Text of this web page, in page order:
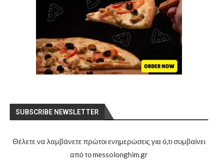
SUBSCRIBE NEWSLETTER
Θέλετε να λαμβάνετε πρώτοι ενημερώσεις για ό,τι συμβαίνει
από το messolonghim.gr